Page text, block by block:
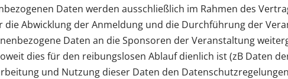
Daten werden ausschließlich im Rahmen des
Abwicklung der Anmeldung und die Durchführung der
Daten an die Sponsoren der Veranstaltung
dies für den reibungslosen Ablauf dienlich ist (zB Daten
und Nutzung dieser Daten den